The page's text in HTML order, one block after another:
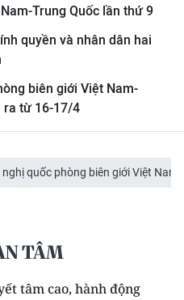
Trung Quốc lần thứ 9
quyền và nhân dân hai
biên giới Việt Nam-
ra từ 16-17/4
quốc phòng biên giới Việt Nam
TÂM
tâm cao, hành động